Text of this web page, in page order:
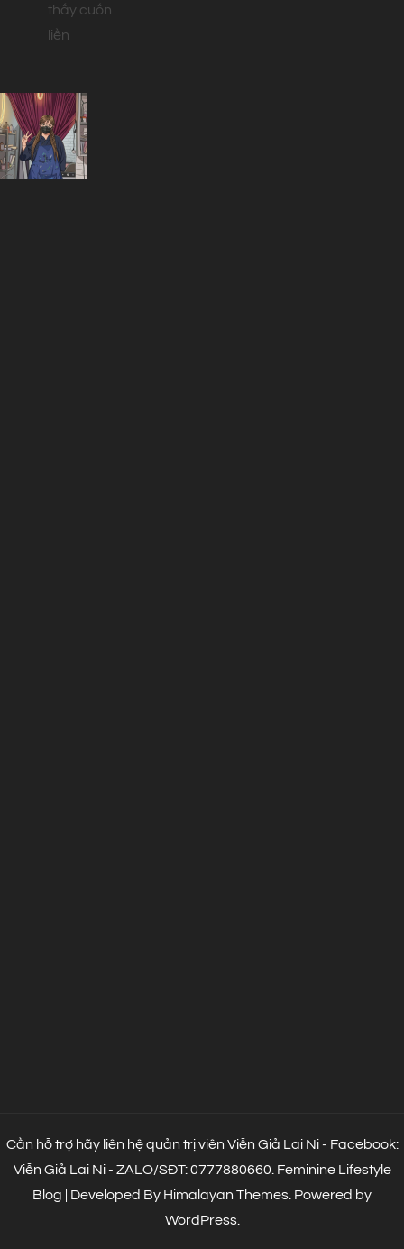
thấy cuốn
liền
Cần hỗ trợ hãy liên hệ quản trị viên Viễn Giả Lai Ni - Facebook:
Viễn Giả Lai Ni - ZALO/SĐT: 0777880660. Feminine Lifestyle
Blog | Developed By Himalayan Themes Powered by
WordPress.